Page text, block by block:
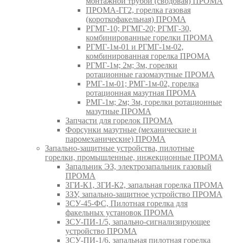
ПРОМА-ГГ2, горелка газовая
(короткофакельная) ПРОМА
РГМГ-10; РГМГ-20; РГМГ-30,
комбинированные горелки ПРОМА
РГМГ-1м-01 и РГМГ-1м-02,
комбинированная горелка ПРОМА
РГМГ-1м; 2м; 3м, горелки
ротационные газомазутные ПРОМА
РМГ-1м-01; РМГ-1м-02, горелка
ротационная мазутная ПРОМА
РМГ-1м; 2м; 3м, горелки ротационные
мазутные ПРОМА
Запчасти для горелок ПРОМА
Форсунки мазутные (механические и
паромеханические) ПРОМА
Запально-защитные устройства, пилотные
горелки, промышленные, инжекционные ПРОМА
Запальник ЭЗ, электрозапальник газовый
ПРОМА
ЗГИ-К1, ЗГИ-К2, запальная горелка ПРОМА
ЗЗУ, запально-защитное устройство ПРОМА
ЗСУ-45-ФС, Пилотная горелка для
факельных установок ПРОМА
ЗСУ-ПИ-1/5, запально-сигнализирующее
устройство ПРОМА
ЗСУ-ПИ-1/6, запальная пилотная горелка